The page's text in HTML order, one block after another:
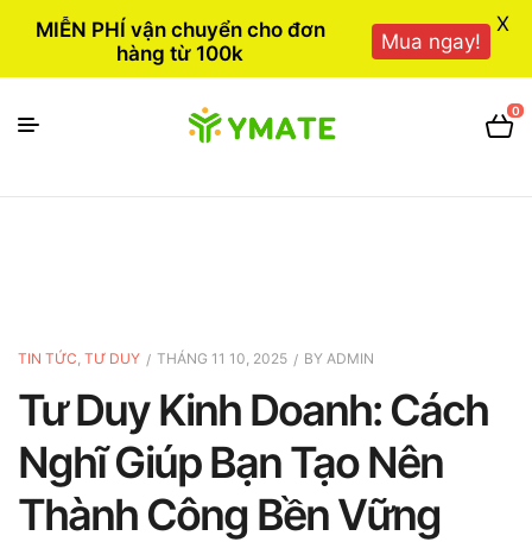
0
TIN TỨC, TƯ DUY THÁNG 11 10, 2025 BY ADMIN
Tư Duy Kinh Doanh: Cách
Nghĩ Giúp Bạn Tạo Nên
Thành Công Bền Vững
MIỄN PHÍ vận chuyển cho đơn
hàng từ 100k
Mua ngay!
X